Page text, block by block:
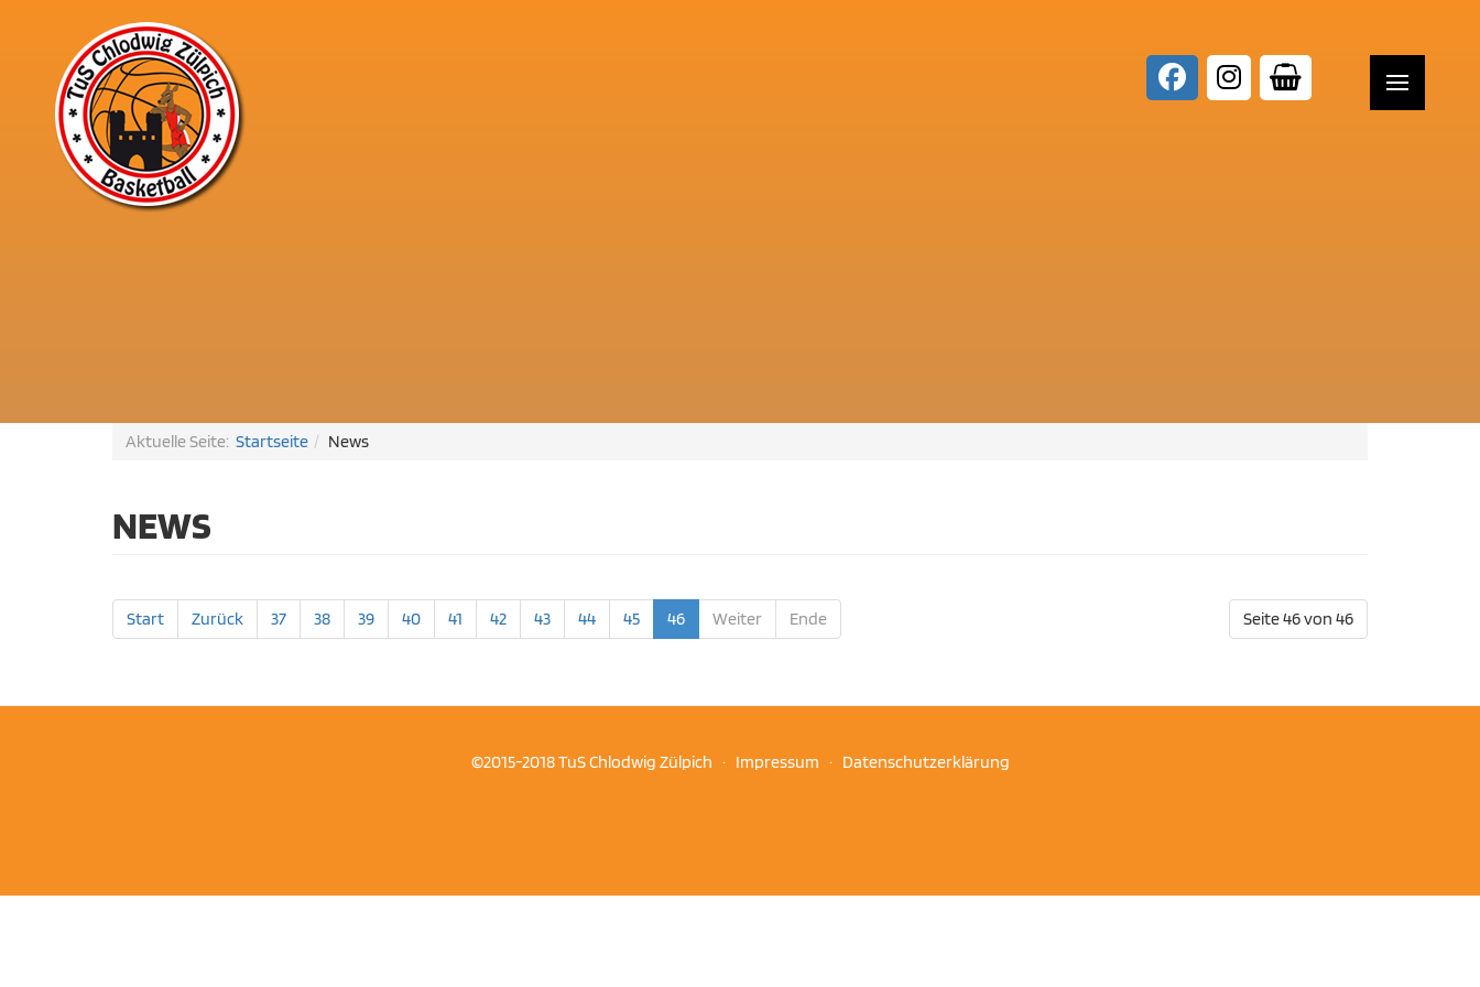
Aktuelle Seite: Startseite News
NEWS
Seite 46 von 46
Start Zurück 37 38 39 40 41 42 43 44 45 46 Weiter Ende
©2015-2018 TuS Chlodwig Zülpich · Impressum · Datenschutzerklärung